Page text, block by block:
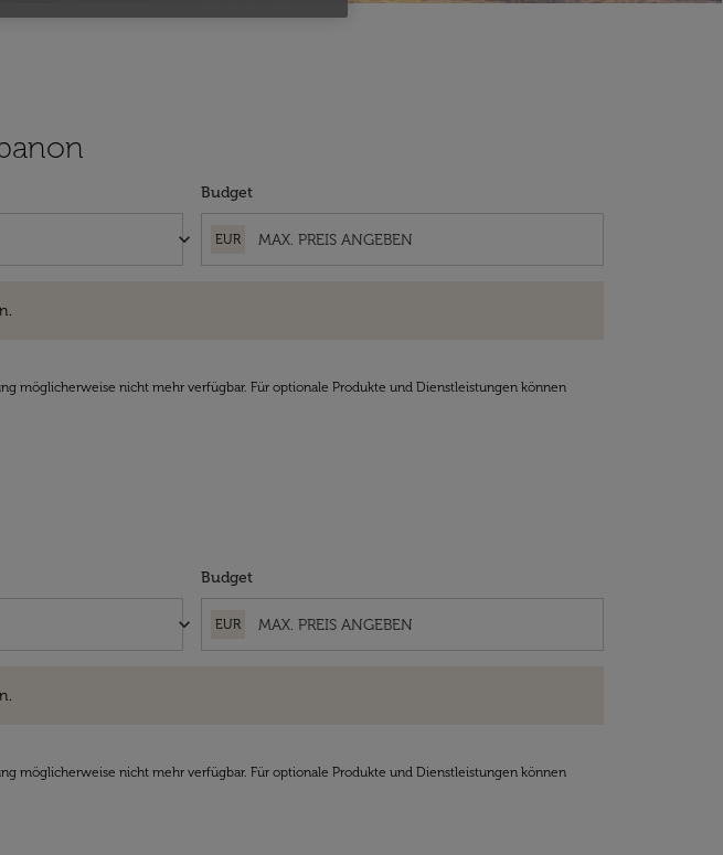
keyboard_arrow_down
Budget
EUR
möglicherweise nicht mehr verfügbar. Für optionale Produkte und Dienstleistungen können
keyboard_arrow_down
Budget
EUR
möglicherweise nicht mehr verfügbar. Für optionale Produkte und Dienstleistungen können